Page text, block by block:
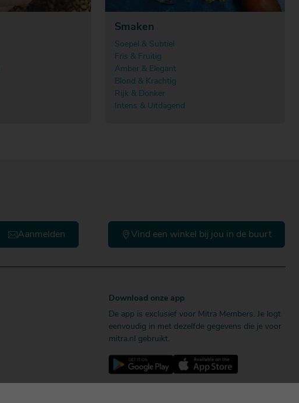
Smaken
Soepel & Subtiel
Fris & Fruitig
Amber & Elegant
Blond & Krachtig
Rijk & Donker
Intens & Uitdagend
Aanmelden Vind een winkel bij jou in de buurt
Download onze app
De app is exclusief voor Mitra Members. Je logt
eenvoudig in met dezelfde gegevens die je voor
mitra.nl gebruikt.